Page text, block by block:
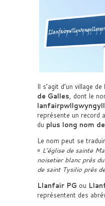
Il s’agit d’un village de
de Galles, dont le
représente un record
du plus long nom
Le nom peut se
« L’église de sainte
noisetier blanc près
de saint Tysilio près
Llanfair PG ou
représentent des